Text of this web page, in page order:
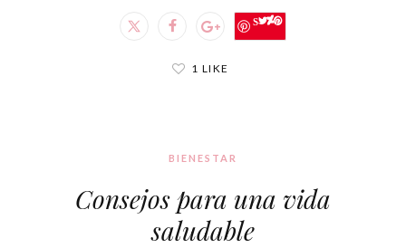
Save
1 LIKE
BIENESTAR
Consejos para una vida
saludable